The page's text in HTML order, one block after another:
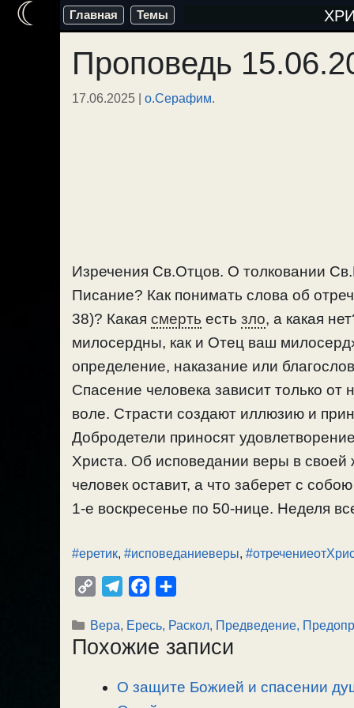
Перейти
содержимому
Главная Темы
Проповедь
17.06.2025 | о.Серафим.
Изречения Св.Отцов. О толковании
Писание? Как понимать слова об
38)? Какая смерть есть зло, а какая
милосердны, как и Отец ваш
определение, наказание или
Спасение человека зависит только от
воле. Страсти создают иллюзию и
Добродетели приносят
Христа. Об исповедании веры в своей
человек оставит, а что заберет с
1-е воскресенье по 50-нице. Неделя
#еретик, #исповеданиеверы,
p
y
e
r
c
e
o
п
р
в
Рубрики
Вера, Ересь, Раскол, Предведение,
Похожие записи
О защите Божией и спасении
☾